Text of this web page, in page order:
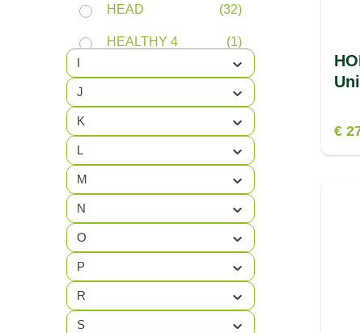
(32)
HEAD
(1)
HEALTHY 4
(1)
(1)
(4)
(29)
(11)
HESTRA
(2)
HG
(29)
HOMEIJ
I
J
K
L
M
N
O
P
R
S
€